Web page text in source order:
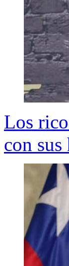
Los
con